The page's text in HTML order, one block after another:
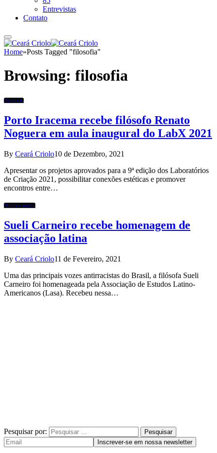
Entrevistas
Contato
Home»Posts Tagged "filosofia"
Browsing: filosofia
Notícias
Porto Iracema recebe filósofo Renato
Noguera em aula inaugural do LabX 2021
By Ceará Criolo10 de Dezembro, 2021
Apresentar os projetos aprovados para a 9ª edição dos Laboratórios
de Criação 2021, possibilitar conexões estéticas e promover
encontros entre…
Mulher negra
Sueli Carneiro recebe homenagem de
associação latina
By Ceará Criolo11 de Fevereiro, 2021
Uma das principais vozes antirracistas do Brasil, a filósofa Sueli
Carneiro foi homenageada pela Associação de Estudos Latino-
Americanos (Lasa). Recebeu nessa…
Pesquisar por: